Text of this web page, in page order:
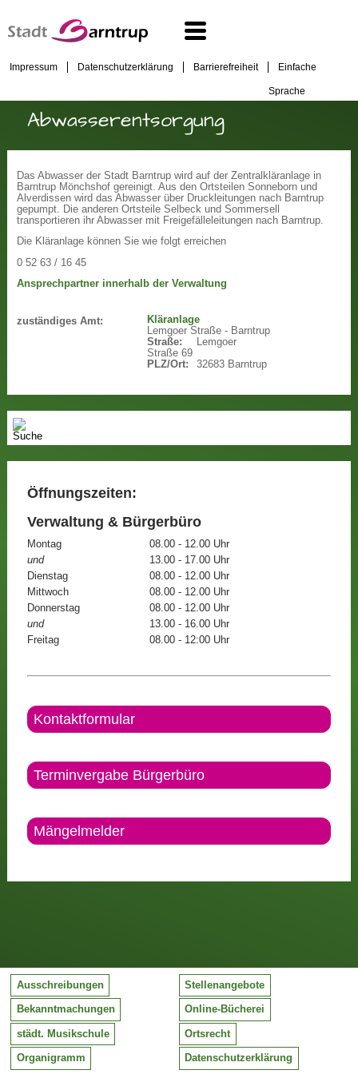
Impressum Datenschutzerklärung Barrierefreiheit Einfache
Sprache
Abwasserentsorgung
Das Abwasser der Stadt Barntrup wird auf der Zentralkläranlage in
Barntrup Mönchshof gereinigt. Aus den Ortsteilen Sonneborn und
Alverdissen wird das Abwasser über Druckleitungen nach Barntrup
gepumpt. Die anderen Ortsteile Selbeck und Sommersell
transportieren ihr Abwasser mit Freigefälleleitungen nach Barntrup.
Die Kläranlage können Sie wie folgt erreichen
0 52 63 / 16 45
Ansprechpartner innerhalb der Verwaltung
zuständiges Amt:
Kläranlage
Lemgoer Straße - Barntrup
Straße:
Lemgoer
Straße 69
PLZ/Ort:
32683 Barntrup
Öffnungszeiten:
Verwaltung & Bürgerbüro
Montag
08.00 - 12.00 Uhr
und
13.00 - 17.00 Uhr
Dienstag
08.00 - 12.00 Uhr
Mittwoch
08.00 - 12.00 Uhr
Donnerstag
08.00 - 12.00 Uhr
und
13.00 - 16.00 Uhr
Freitag
08.00 - 12:00 Uhr
Kontaktformular
Terminvergabe Bürgerbüro
Mängelmelder
Ausschreibungen Stellenangebote
Bekanntmachungen Online-Bücherei
städt. Musikschule Ortsrecht
Organigramm Datenschutzerklärung